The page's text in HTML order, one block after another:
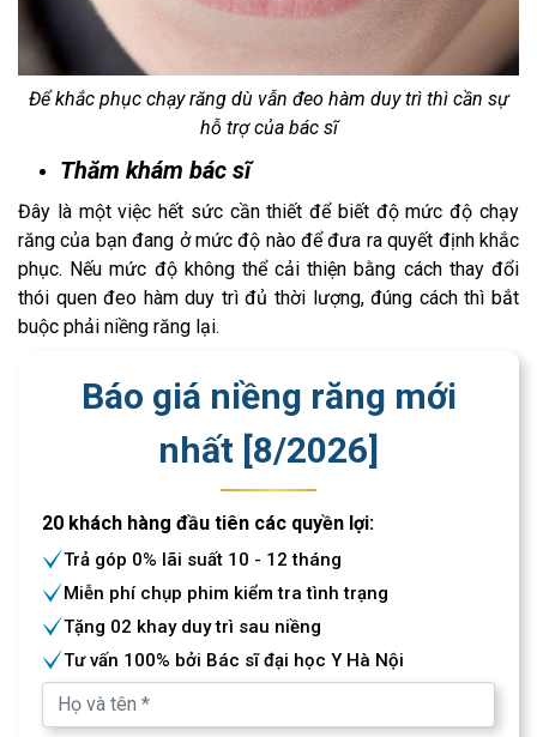
Để khắc phục chạy răng dù vẫn đeo hàm duy trì thì cần sự
hỗ trợ của bác sĩ
Thăm khám bác sĩ
Đây là một việc hết sức cần thiết để biết độ mức độ chạy
răng của bạn đang ở mức độ nào để đưa ra quyết định khắc
phục. Nếu mức độ không thể cải thiện bằng cách thay đổi
thói quen đeo hàm duy trì đủ thời lượng, đúng cách thì bắt
buộc phải niềng răng lại.
Báo giá niềng răng mới
nhất [8/2026]
20 khách hàng đầu tiên các quyền lợi:
Trả góp 0% lãi suất 10 - 12 tháng
Miễn phí chụp phim kiểm tra tình trạng
Tặng 02 khay duy trì sau niềng
Tư vấn 100% bởi Bác sĩ đại học Y Hà Nội